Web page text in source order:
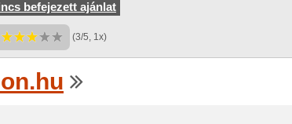
befejezett ajánlat
(3/5, 1x)